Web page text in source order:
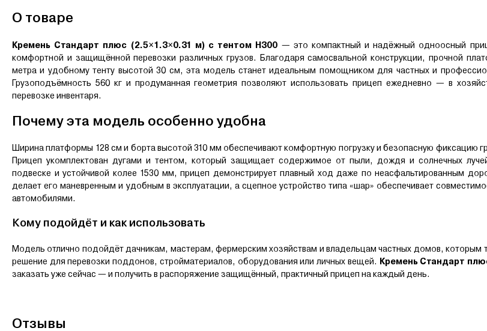
О товаре
Кремень Стандарт плюс (2.5×1.3×0.31 м) с тентом Н300 — это компактный и надёжный одноосный
комфортной и защищённой перевозки различных грузов. Благодаря самосвальной конструкции, прочной
метра и удобному тенту высотой 30 см, эта модель станет идеальным помощником для частных и
Грузоподъёмность 560 кг и продуманная геометрия позволяют использовать прицеп ежедневно — в
перевозке инвентаря.
Почему эта модель особенно удобна
Ширина платформы 128 см и борта высотой 310 мм обеспечивают комфортную погрузку и безопасную фиксацию
Прицеп укомплектован дугами и тентом, который защищает содержимое от пыли, дождя и солнечных
подвеске и устойчивой колее 1530 мм, прицеп демонстрирует плавный ход даже по неасфальтированным
делает его маневренным и удобным в эксплуатации, а сцепное устройство типа «шар» обеспечивает
автомобилями.
Кому подойдёт и как использовать
Модель отлично подойдёт дачникам, мастерам, фермерским хозяйствам и владельцам частных домов, которым
решение для перевозки поддонов, стройматериалов, оборудования или личных вещей. Кремень Стандарт
заказать уже сейчас — и получить в распоряжение защищённый, практичный прицеп на каждый день.
Отзывы